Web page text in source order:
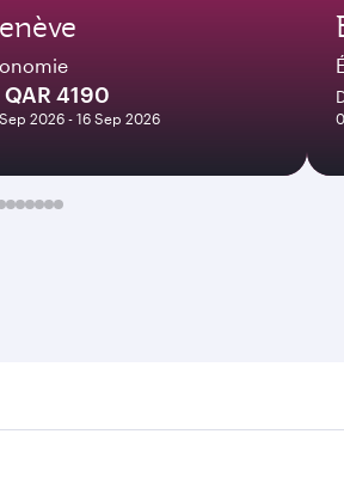
QAR 4190
2026 - 16 Sep 2026
page d'accueil pour trouver les